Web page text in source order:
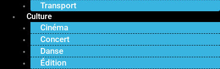
Transport
Culture
Cinéma
Concert
Danse
Édition